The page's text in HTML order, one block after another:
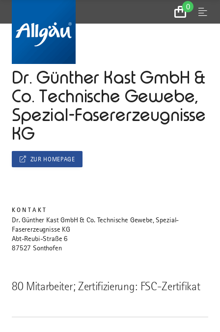
0
Zum
Warenkorb
Menu
Dr. Günther Kast GmbH &
Co. Technische Gewebe,
Spezial-Fasererzeugnisse
KG
80 Mitarbeiter; Zertifizierung: FSC-Zertifikat
ZUR HOMEPAGE
KONTAKT
Dr. Günther Kast GmbH & Co. Technische Gewebe, Spezial-
Fasererzeugnisse KG
Abt-Reubi-Straße 6
87527 Sonthofen